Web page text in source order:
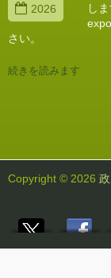
2026
し
さい。
続きを読みます
Copyright © 2026